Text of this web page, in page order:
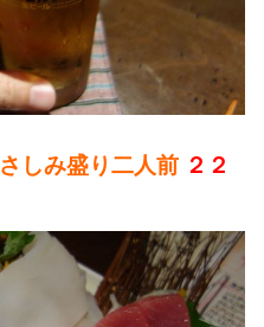
さしみ盛り二人前 ２２